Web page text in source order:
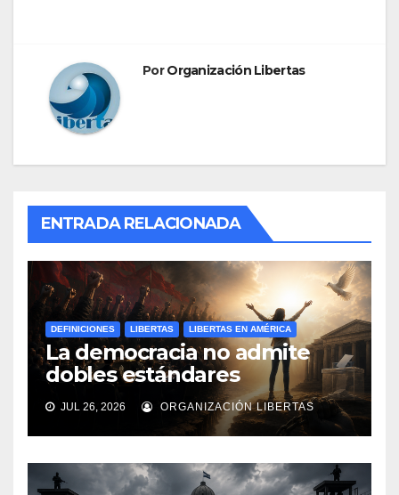
PorOrganización Libertas
ENTRADA RELACIONADA
DEFINICIONES LIBERTAS LIBERTAS EN AMÉRICA
La democracia no admite
dobles estándares
JUL 26, 2026 ORGANIZACIÓN LIBERTAS